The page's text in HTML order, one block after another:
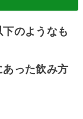
のようなも
った飲み方